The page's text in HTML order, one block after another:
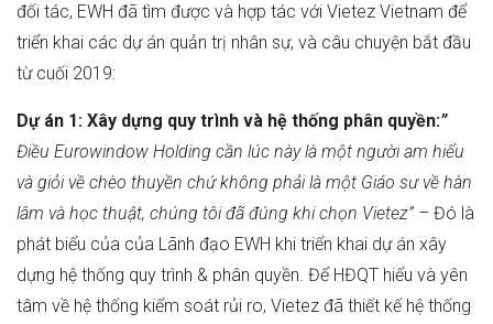
đối tác, EWH đã tìm được và hợp tác với Vietez Vietnam để
triển khai các dự án quản trị nhân sự, và câu chuyện bắt đầu
từ cuối 2019:
Dự án 1: Xây dựng quy trình và hệ thống phân quyền:”
Điều Eurowindow Holding cần lúc này là một người am hiểu
và giỏi về chèo thuyền chứ không phải là một Giáo sư về hàn
lâm và học thuật, chúng tôi đã đúng khi chọn Vietez” – Đó là
phát biểu của của Lãnh đạo EWH khi triển khai dự án xây
dựng hệ thống quy trình & phân quyền. Để HĐQT hiểu và yên
tâm về hệ thống kiểm soát rủi ro, Vietez đã thiết kế hệ thống